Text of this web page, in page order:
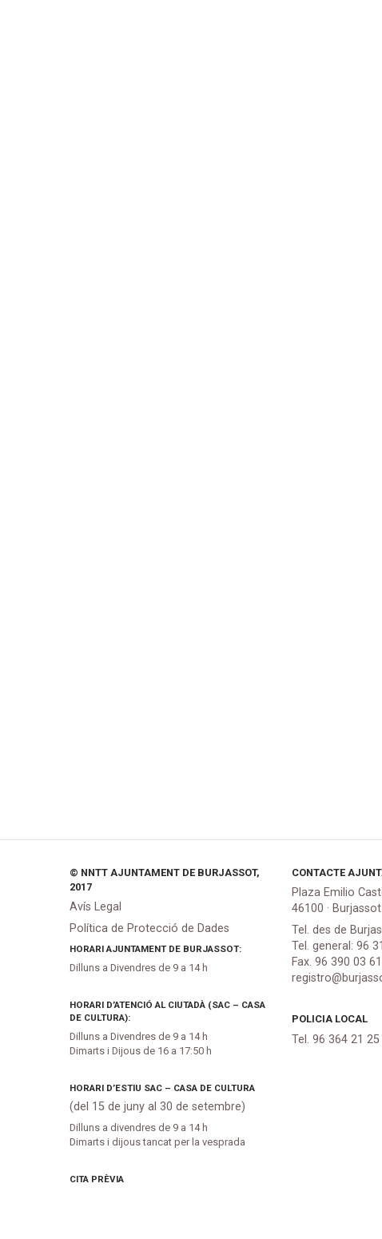
© NNTT AJUNTAMENT DE BURJASSOT,
2017
Avís Legal
Política de Protecció de Dades
HORARI AJUNTAMENT DE BURJASSOT:
Dilluns a Divendres de 9 a 14 h
HORARI D’ATENCIÓ AL CIUTADÀ (SAC – CASA
DE CULTURA):
Dilluns a Divendres de 9 a 14 h
Dimarts i Dijous de 16 a 17:50 h
HORARI D’ESTIU SAC – CASA DE CULTURA
(del 15 de juny al 30 de setembre)
Dilluns a divendres de 9 a 14 h
Dimarts i dijous tancat per la vesprada
CITA PRÈVIA
CONTACTE
Plaza Emilio
46100 ·
Tel. des de
Tel. general: 96
Fax. 96 390 03 61
POLICIA LOCAL
Tel. 96 364 21 25